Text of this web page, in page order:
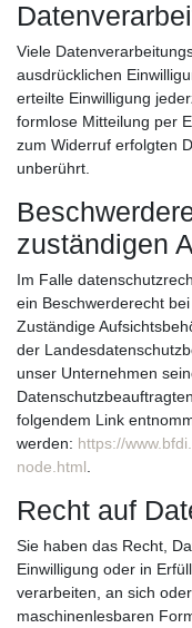
Viele
ausdrücklichen
erteilte Einwilligung
formlose Mitteilung per
zum Widerruf erfolgten
unberührt.
zuständigen
Im Falle
ein Beschwerderecht
Zuständige
der
unser Unternehmen
folgendem Link
werden: https://
node.html
Recht auf
Sie haben das Recht,
Einwilligung oder in
verarbeiten, an sich
maschinenlesbaren